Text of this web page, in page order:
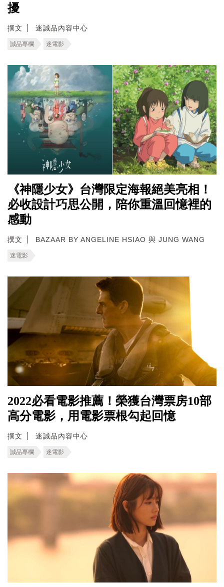
擾
撰文 迷誠品內容中心
誠品專欄 迷電影
《神隱少女》台灣限定海報絕美亮相！
必收設計巧思公開，陪你重溫回憶裡的
感動
撰文 BAZAAR BY ANGELINE HSIAO 與 JUNG WANG
迷電影
2022必看電影推薦！榮獲台灣票房10部
高分電影，用電影票根勾起回憶
撰文 迷誠品內容中心
誠品專欄 迷電影